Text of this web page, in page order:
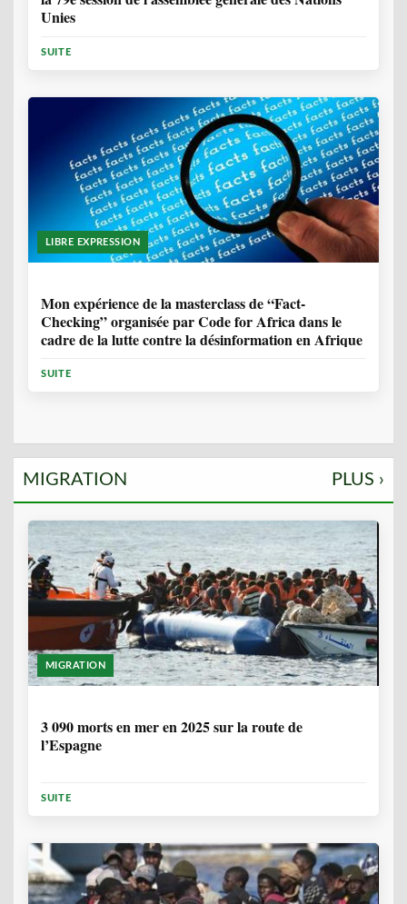
Unies
SUITE
LIBRE EXPRESSION
Mon expérience de la masterclass de “Fact-
Checking” organisée par Code for Africa dans le
cadre de la lutte contre la désinformation en Afrique
SUITE
MIGRATION PLUS ›
MIGRATION
3 090 morts en mer en 2025 sur la route de
l’Espagne
SUITE